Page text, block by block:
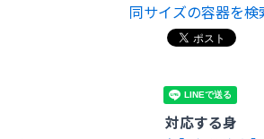
同サイズの容器を検
対応する身